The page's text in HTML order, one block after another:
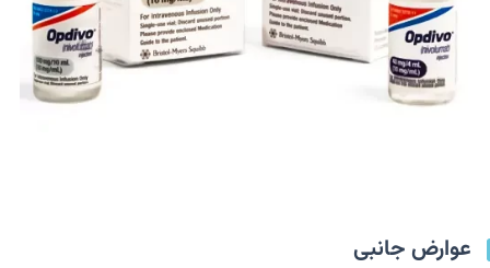
عوارض جانبی